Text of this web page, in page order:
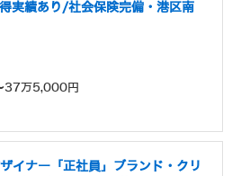
実績あり/社会保険完備・港区南
37万5,000円
イナー「正社員」ブランド・クリ